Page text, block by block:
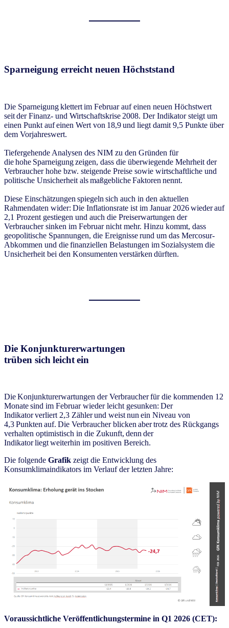
Sparneigung erreicht neuen Höchststand
Die Sparneigung klettert im Februar auf einen neuen Höchstwert
seit der Finanz- und Wirtschaftskrise 2008. Der Indikator steigt um
einen Punkt auf einen Wert von 18,9 und liegt damit 9,5 Punkte über
dem Vorjahreswert.
Tiefergehende Analysen des NIM zu den Gründen für
die hohe Sparneigung zeigen, dass die überwiegende Mehrheit der
Verbraucher hohe bzw. steigende Preise sowie wirtschaftliche und
politische Unsicherheit als maßgebliche Faktoren nennt.
Diese Einschätzungen spiegeln sich auch in den aktuellen
Rahmendaten wider: Die Inflationsrate ist im Januar 2026 wieder auf
2,1 Prozent gestiegen und auch die Preiserwartungen der
Verbraucher sinken im Februar nicht mehr. Hinzu kommt, dass
geopolitische Spannungen, die Ereignisse rund um das Mercosur-
Abkommen und die finanziellen Belastungen im Sozialsystem die
Unsicherheit bei den Konsumenten verstärken dürften.
Die Konjunkturerwartungen
trüben sich leicht ein
Die Konjunkturerwartungen der Verbraucher für die kommenden 12
Monate sind im Februar wieder leicht gesunken: Der
Indikator verliert 2,3 Zähler und weist nun ein Niveau von
4,3 Punkten auf. Die Verbraucher blicken aber trotz des Rückgangs
verhalten optimistisch in die Zukunft, denn der
Indikator liegt weiterhin im positiven Bereich.
Die folgende Grafik zeigt die Entwicklung des
Konsumklimaindikators im Verlauf der letzten Jahre:
Voraussichtliche Veröffentlichungstermine in Q1 2026 (CET):